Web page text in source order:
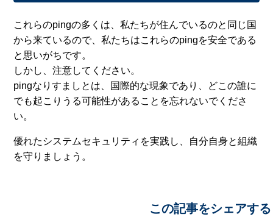
これらのpingの多くは、私たちが住んでいるのと同じ国
から来ているので、私たちはこれらのpingを安全である
と思いがちです。
しかし、注意してください。
pingなりすましとは、国際的な現象であり、どこの誰に
でも起こりうる可能性があることを忘れないでくださ
い。
優れたシステムセキュリティを実践し、自分自身と組織
を守りましょう。
この記事をシェアする